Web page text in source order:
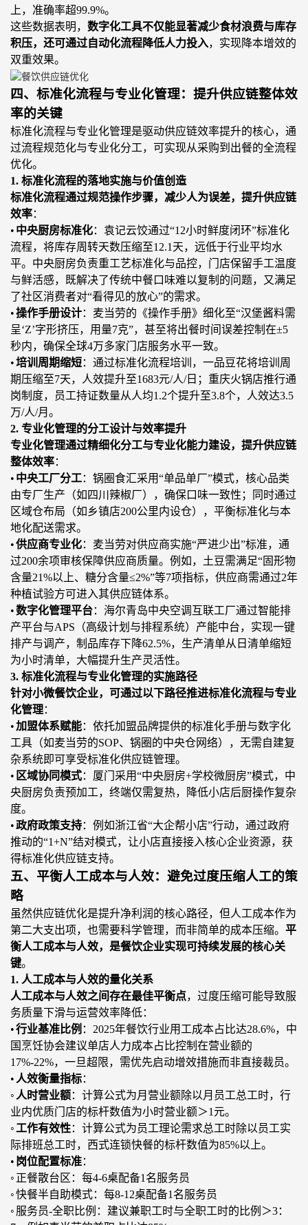
上，准确率超99.9%。
这些数据表明， 数字化工具不仅能显著减少食材浪费与库存
积压，还可通过自动化流程降低人力投入，实现降本增效的
双重效果。
四、标准化流程与专业化管理：提升供应链整体效
率的关键
标准化流程与专业化管理是驱动供应链效率提升的核心，通
过流程规范化与专业化分工，可实现从采购到出餐的全流程
优化。
1. 标准化流程的落地实施与价值创造
标准化流程通过规范操作步骤，减少人为误差，提升供应链
效率：
• 中央厨房标准化：袁记云饺通过“12小时鲜度闭环”标准化
流程，将库存周转天数压缩至12.1天，远低于行业平均水
平。中央厨房负责重工艺标准化与品控，门店保留手工温度
与鲜活感，既解决了传统中餐口味难以复制的问题，又满足
了社区消费者对“看得见的放心”的需求。
•操作手册设计：麦当劳的《操作手册》细化至“汉堡酱料需
呈‘Z’字形挤压，用量7克”，甚至将出餐时间误差控制在±5
秒内，确保全球4万多家门店服务水平一致。
•培训周期缩短：通过标准化流程培训，一品豆花将培训周
期压缩至7天，人效提升至1683元/人/日；重庆火锅店推行通
岗制度，员工持证数量从人均1.2个提升至3.8个，人效达3.5
万/人/月。
2. 专业化管理的分工设计与效率提升
专业化管理通过精细化分工与专业化能力建设，提升供应链
整体效率：
• 中央工厂分工：锅圈食汇采用“单品单厂”模式，核心品类
由专厂生产（如四川辣椒厂），确保口味一致性；同时通过
区域仓布局（如乡镇店200公里内设仓），平衡标准化与本
地化配送需求。
•供应商专业化：麦当劳对供应商实施“严进少出”标准，通
过200余项审核保障供应商质量。例如，土豆需满足“固形物
含量21%以上、糖分含量≤2%”等7项指标，供应商需通过2年
种植试验方可进入其供应链体系。
•数字化管理平台：海尔青岛中央空调互联工厂通过智能排
产平台与APS（高级计划与排程系统）产能中台，实现一键
排产与调产，制品库存下降62.5%，生产清单从日清单缩短
为小时清单，大幅提升生产灵活性。
3. 标准化流程与专业化管理的实施路径
针对小微餐饮企业，可通过以下路径推进标准化流程与专业
化管理：
•加盟体系赋能：依托加盟品牌提供的标准化手册与数字化
工具（如麦当劳的SOP、锅圈的中央仓网络），无需自建复
杂系统即可享受标准化供应链管理。
• 区域协同模式：厦门采用“中央厨房+学校微厨房”模式，中
央厨房负责预加工，终端仅需复热，降低小店后厨操作复杂
度。
•政府政策支持：例如浙江省“大企帮小店”行动，通过政府
推动的“1+N”结对模式，让小店直接接入核心企业资源，获
得标准化供应链支持。
五、平衡人工成本与人效：避免过度压缩人工的策
略
虽然供应链优化是提升净利润的核心路径，但人工成本作为
第二大支出项，也需要科学管理，而非简单的成本压缩。 平
衡人工成本与人效，是餐饮企业实现可持续发展的核心关
键。
1. 人工成本与人效的量化关系
人工成本与人效之间存在最佳平衡点，过度压缩可能导致服
务质量下滑与运营效率降低：
•行业基准比例 ： 2025年餐饮行业用工成本占比达28.6%，中
国烹饪协会建议单店人力成本占比控制在营业额的
17%-22%， 一旦超 限，需优先启动增效措施而非直接裁员。
• 人效衡量指标：
◦ 人时营业额：计算公式为月营业额除以月员工总工时，行
业内优质门店的标杆数值为小时营业额＞1元。
◦工作有效性：计算公式为员工理论需求总工时除以员工实
际排班总工时，西式连锁快餐的标杆数值为85%以上。
• 岗位配置标准：
◦ 正餐散台区：每4-6桌配备1名服务员
◦快餐半自助模式：每8-12桌配备1名服务员
◦ 服务员-全职比例：建议兼职工时与全职工时的比例＞3：